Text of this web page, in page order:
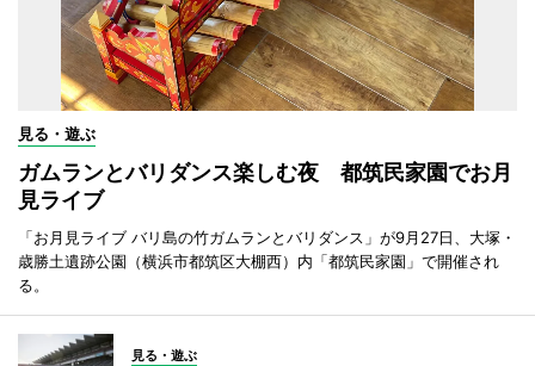
見る・遊ぶ
ガムランとバリダンス楽しむ夜 都筑民家園でお月
見ライブ
「お月見ライブ バリ島の竹ガムランとバリダンス」が9月27日、大塚・
歳勝土遺跡公園（横浜市都筑区大棚西）内「都筑民家園」で開催され
る。
見る・遊ぶ